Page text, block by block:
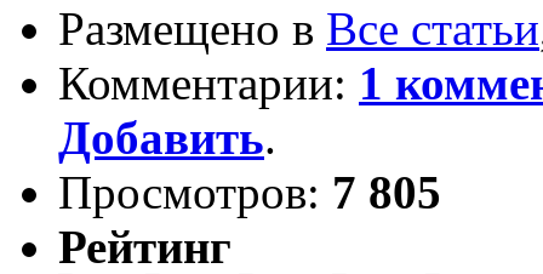
Размещено в Все статьи
Комментарии: 1
Добавить.
Просмотров: 7 805
Рейтинг